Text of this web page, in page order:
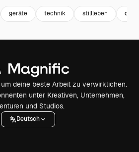
geräte technik stillleben
deine beste Arbeit zu verwirklichen.
unter Kreativen, Unternehmen,
und Studios.
Deutsch